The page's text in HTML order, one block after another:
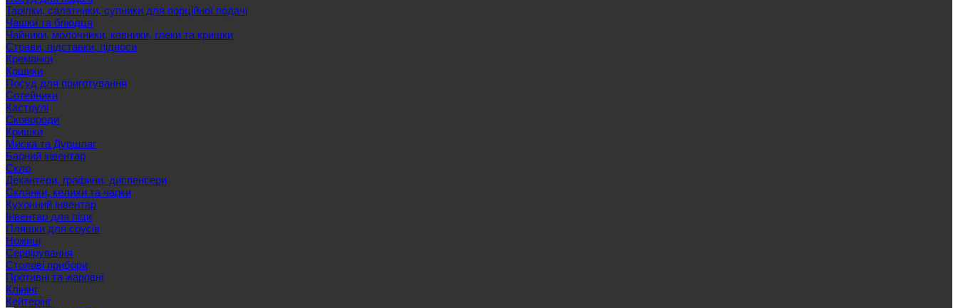
Тарілки, салатники, супники для порційної подачі
Чашки та блюдця
Чайники, молочники, кавники, глеки та кришки
Страви, підставки, підноси
Креманки
Кошики
Посуд для приготування
Сотейники
Каструлі
Сковороди
Кришки
Миска та Дуршлаг
Барний інвентар
Скло
Декантери, графини, диспенсери
Склянки, келихи та чарки
Кухонний інвентар
Інвентар для піци
Пляшки для соусів
Ножиці
Сервірування
Cтолові прибори
Противні та жаровні
Клінінг
Кейтерінг